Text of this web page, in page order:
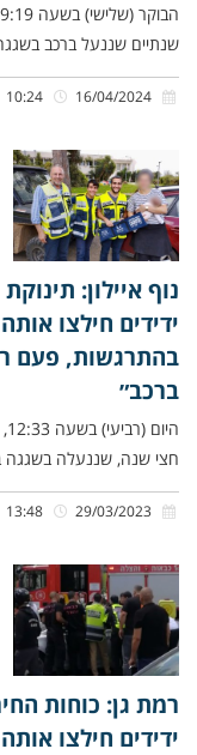
שנתיים שננעל ברכב בשגגה
נוף איילון:
ידידים חילצו
בהתרגשות, פעם
ברכב״
חצי שנה, שננעלה בשגגה
רמת גן: כוחות
ידידים חילצו